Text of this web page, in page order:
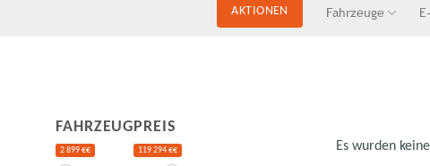
AKTIONEN Fahrzeuge
FAHRZEUGPREIS
2 899 €€ 119 294 €€ Es wurden